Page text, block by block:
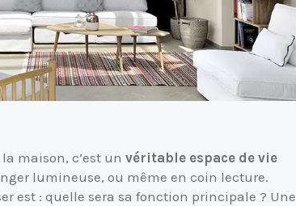
maison, c’est un véritable espace de vie
lumineuse, ou même en coin lecture.
est : quelle sera sa fonction principale ? Une